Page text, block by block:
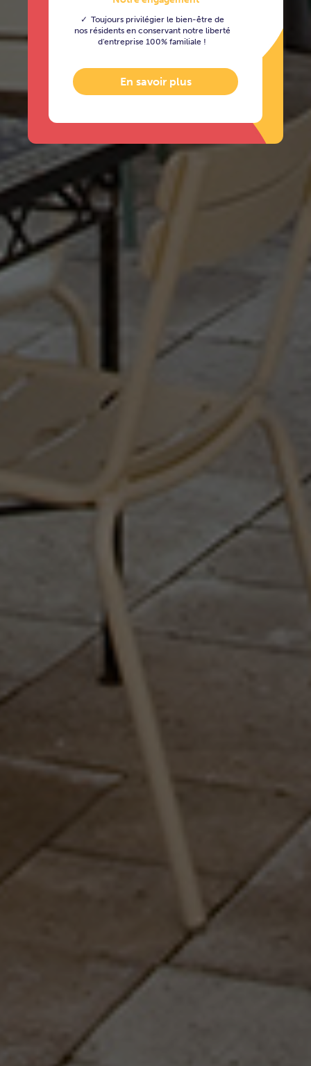
Toujours privilégier le bien-être de
nos résidents en conservant notre liberté
d'entreprise 100% familiale !
En savoir plus